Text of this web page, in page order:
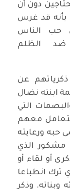
دون أن
بأنه قد غرس
حب الناس
ضد الظلم
عن
ابنته نضال
التي
يتعامل معهم
حبه ورعايته
مشكور الذي
أو لقاء أو
انطباعا
وذكر